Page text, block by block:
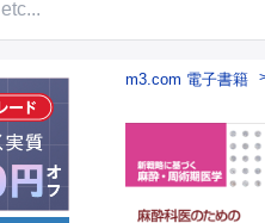
m3.com 電子書籍